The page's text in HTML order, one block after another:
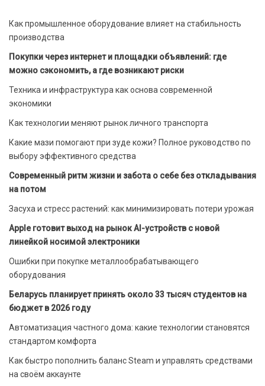
Как промышленное оборудование влияет на стабильность
производства
Покупки через интернет и площадки объявлений: где
можно сэкономить, а где возникают риски
Техника и инфраструктура как основа современной
экономики
Как технологии меняют рынок личного транспорта
Какие мази помогают при зуде кожи? Полное руководство по
выбору эффективного средства
Современный ритм жизни и забота о себе без откладывания
на потом
Засуха и стресс растений: как минимизировать потери урожая
Apple готовит выход на рынок AI-устройств с новой
линейкой носимой электроники
Ошибки при покупке металлообрабатывающего
оборудования
Беларусь планирует принять около 33 тысяч студентов на
бюджет в 2026 году
Автоматизация частного дома: какие технологии становятся
стандартом комфорта
Как быстро пополнить баланс Steam и управлять средствами
на своём аккаунте